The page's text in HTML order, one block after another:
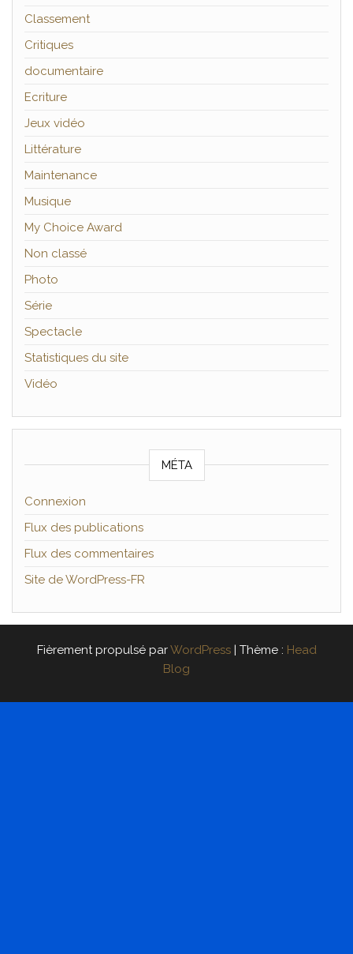
Classement
Critiques
documentaire
Ecriture
Jeux vidéo
Littérature
Maintenance
Musique
My Choice Award
Non classé
Photo
Série
Spectacle
Statistiques du site
Vidéo
MÉTA
Connexion
Flux des publications
Flux des commentaires
Site de WordPress-FR
Fièrement propulsé parWordPress | Thème : Head
Blog